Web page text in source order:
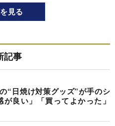
見る
記事
“日焼け対策グッズ”が手のシ
良い」「買ってよかった」